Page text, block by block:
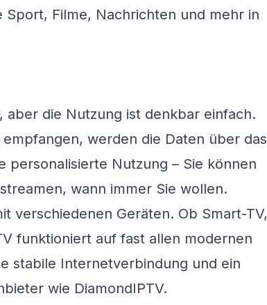
Sport, Filme, Nachrichten und mehr in
aber die Nutzung ist denkbar einfach.
werden die Daten über das
Nutzung – Sie können
wann immer Sie wollen.
verschiedenen Geräten. Ob Smart-TV,
funktioniert auf fast allen modernen
stabile Internetverbindung und ein
wie DiamondIPTV.